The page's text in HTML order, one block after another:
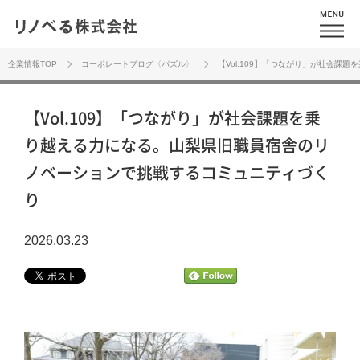
企業情報TOP コーポレートブログ〈パズル〉 【Vol.109】「つながり」が社会課題
【Vol.109】「つながり」が社会課題を乗
り越える力になる。山梨県旧職員宿舎のリ
ノベーションで挑戦するコミュニティづく
り
2026.03.23